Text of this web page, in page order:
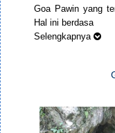
Goa Pawin yang
Hal ini berdasa
Selengkapnya